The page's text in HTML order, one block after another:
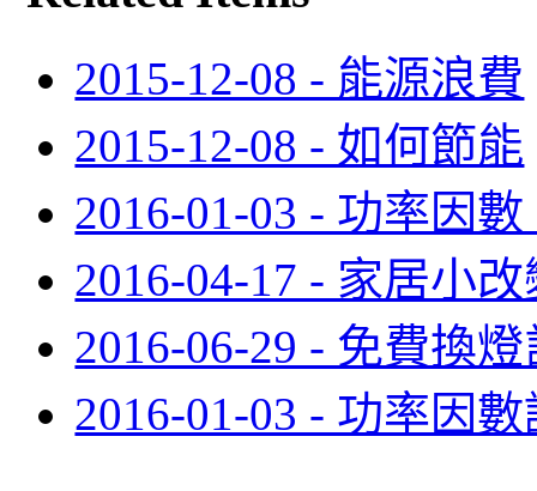
2015-12-08 - 能源浪費
2015-12-08 - 如何節能
2016-01-03 - 功率因數
2016-04-17 - 家居小
2016-06-29 - 免費換
2016-01-03 - 功率因